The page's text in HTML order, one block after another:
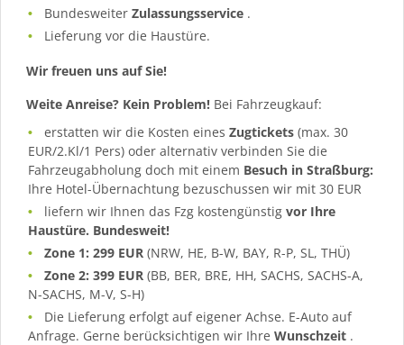
BundesweiterZulassungsservice .
Lieferung vor die Haustüre.
Wir freuen uns auf Sie!
Weite Anreise? Kein Problem! Bei Fahrzeugkauf:
erstatten wir die Kosten einesZugtickets (max. 30
EUR/2.Kl/1 Pers) oder alternativ verbinden Sie die
Fahrzeugabholung doch mit einem Besuch in Straßburg:
Ihre Hotel-Übernachtung bezuschussen wir mit 30 EUR
liefern wir Ihnen das Fzg kostengünstigvor Ihre
Haustüre. Bundesweit!
Zone 1: 299 EUR (NRW, HE, B-W, BAY, R-P, SL, THÜ)
Zone 2: 399 EUR (BB, BER, BRE, HH, SACHS, SACHS-A,
N-SACHS, M-V, S-H)
Die Lieferung erfolgt auf eigener Achse. E-Auto auf
Anfrage. Gerne berücksichtigen wir Ihre Wunschzeit .